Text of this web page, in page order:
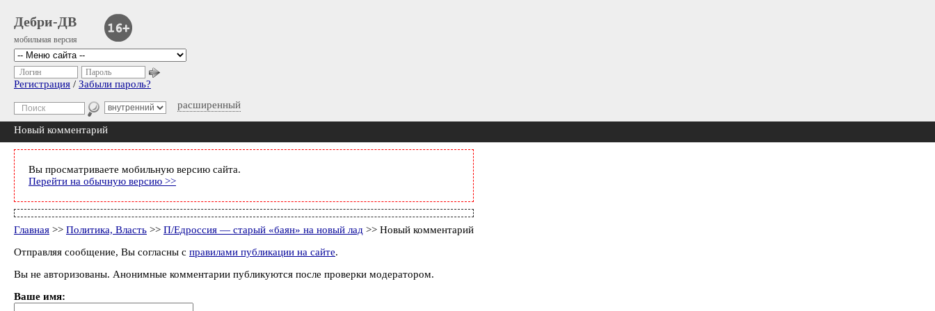
Дебри-ДВ
мобильная версия
расширенный
Логин Пароль
Регистрация / Забыли пароль?
Новый комментарий
Вы просматриваете мобильную версию сайта.
Перейти на обычную версию >>
Главная >> Политика, Власть >> П/Едроссия — старый «баян» на новый лад >> Новый комментарий
Отправляя сообщение, Вы согласны с правилами публикации на сайте.
Вы не авторизованы. Анонимные комментарии публикуются после проверки модератором.
Ваше имя: